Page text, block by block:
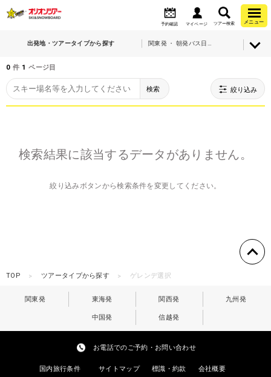
予約確認 マイページ ツアー検索 メニュー
出発地・ツアータイプから探す
0 件 1 ページ目
検索 絞り込み
検索結果に該当するデータがありません。
絞り込みボタンから検索条件を変更してください。
TOP ツアータイプから探す ゲレンデ選択
関東発 東海発 関西発 九州発
中国発 信越発
お電話でのご予約・お問い合わせ
国内旅行条件 サイトマップ 標識・約款
会社概要